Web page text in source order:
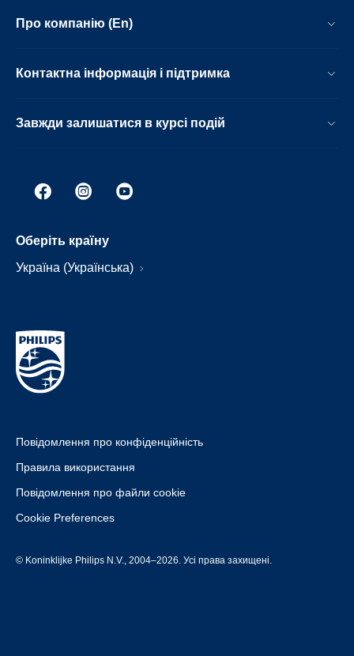
Про компанію (En)
Контактна інформація і підтримка
Завжди залишатися в курсі подій
Оберіть країну
Україна (Українська)
Повідомлення про конфіденційність
Правила використання
Повідомлення про файли cookie
Cookie Preferences
© Koninklijke Philips N.V., 2004–2026. Усі права захищені.